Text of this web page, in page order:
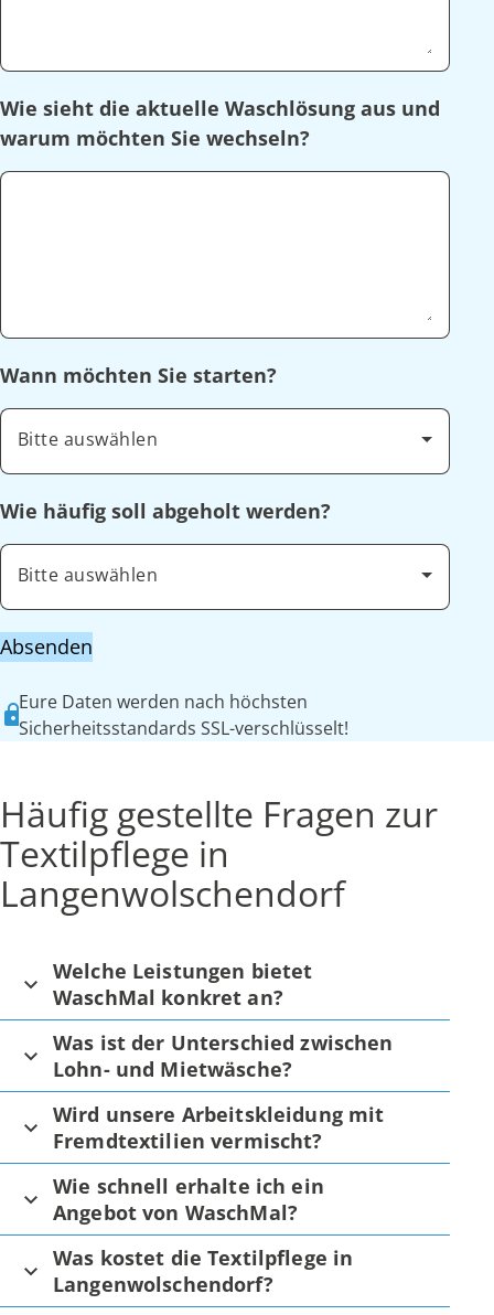
Wie sieht die aktuelle Waschlösung aus und
warum möchten Sie wechseln?
Wann möchten Sie starten?
Bitte auswählen
Wie häufig soll abgeholt werden?
Bitte auswählen
Absenden
Eure Daten werden nach höchsten
Sicherheitsstandards SSL-verschlüsselt!
Häufig gestellte Fragen zur
Textilpflege in
Langenwolschendorf
Welche Leistungen bietet
WaschMal konkret an?
Was ist der Unterschied zwischen
Lohn- und Mietwäsche?
Wird unsere Arbeitskleidung mit
Fremdtextilien vermischt?
Wie schnell erhalte ich ein
Angebot von WaschMal?
Was kostet die Textilpflege in
Langenwolschendorf?